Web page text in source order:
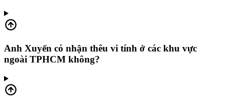
Anh Xuyến có nhận thêu vi tính ở các khu vực
ngoài TPHCM không?